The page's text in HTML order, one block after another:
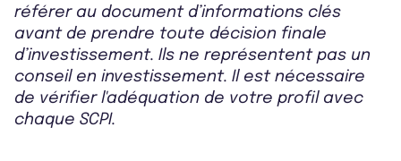
référer au document d’informations clés
avant de prendre toute décision finale
d’investissement. Ils ne représentent pas un
conseil en investissement. Il est nécessaire
de vérifier l'adéquation de votre profil avec
chaque SCPI.